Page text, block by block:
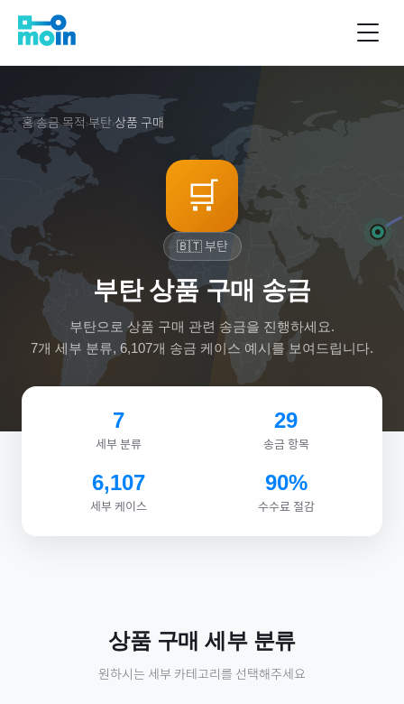
홈›송금 목적 ›부탄›상품 구매
🛒
🇧🇹부탄
부탄 상품 구매 송금
부탄으로 상품 구매 관련 송금을 진행하세요.
7개 세부 분류, 6,107개 송금 케이스 예시를 보여드립니다.
7
세부 분류
29
송금 항목
6,107
세부 케이스
90%
수수료 절감
상품 구매 세부 분류
원하시는 세부 카테고리를 선택해주세요